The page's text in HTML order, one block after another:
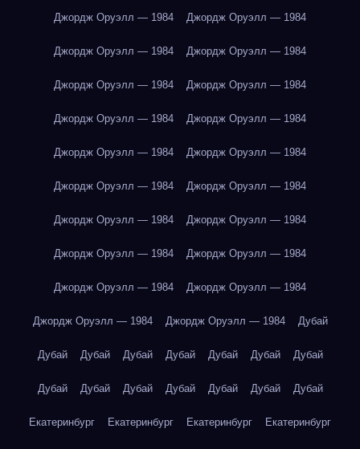
Джордж Оруэлл — 1984 Джордж Оруэлл — 1984
Джордж Оруэлл — 1984 Джордж Оруэлл — 1984
Джордж Оруэлл — 1984 Джордж Оруэлл — 1984
Джордж Оруэлл — 1984 Джордж Оруэлл — 1984
Джордж Оруэлл — 1984 Джордж Оруэлл — 1984
Джордж Оруэлл — 1984 Джордж Оруэлл — 1984
Джордж Оруэлл — 1984 Джордж Оруэлл — 1984
Джордж Оруэлл — 1984 Джордж Оруэлл — 1984
Джордж Оруэлл — 1984 Джордж Оруэлл — 1984
Джордж Оруэлл — 1984 Джордж Оруэлл — 1984 Дубай
Дубай Дубай Дубай Дубай Дубай Дубай Дубай
Дубай Дубай Дубай Дубай Дубай Дубай Дубай
Екатеринбург Екатеринбург Екатеринбург Екатеринбург